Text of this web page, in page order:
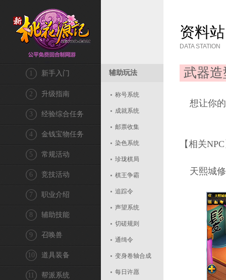
新手入门
1
升级指南
2
经验综合任务
3
金钱宝物任务
4
常规活动
5
竞技活动
6
职业介绍
7
辅助技能
8
召唤兽
9
道具装备
10
帮派系统
11
辅助玩法
称号系统
成就系统
邮票收集
染色系统
珍珑棋局
棋王争霸
追踪令
声望系统
切磋规则
通缉令
变身卷轴合成
每日许愿
资料站
DATA STATION
武器
想让你的
【相关
天熙城修